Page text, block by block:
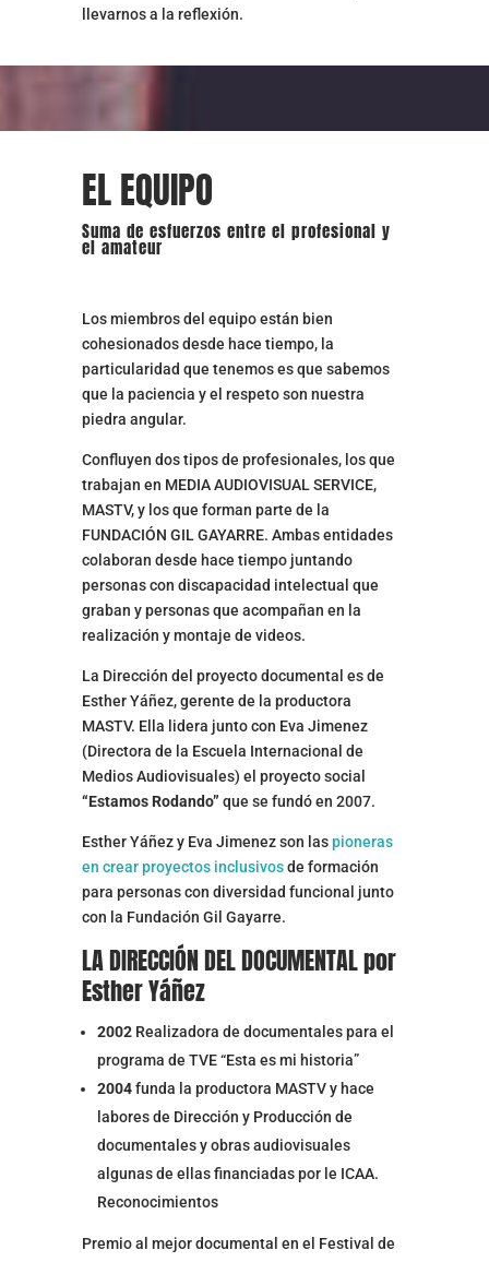
llevarnos a la reflexión.
EL EQUIPO
Suma de esfuerzos entre el profesional y
el amateur
Los miembros del equipo están bien
cohesionados desde hace tiempo, la
particularidad que tenemos es que sabemos
que la paciencia y el respeto son nuestra
piedra angular.
Confluyen dos tipos de profesionales, los que
trabajan en MEDIA AUDIOVISUAL SERVICE,
MASTV, y los que forman parte de la
FUNDACIÓN GIL GAYARRE. Ambas entidades
colaboran desde hace tiempo juntando
personas con discapacidad intelectual que
graban y personas que acompañan en la
realización y montaje de videos.
La Dirección del proyecto documental es de
Esther Yáñez, gerente de la productora
MASTV. Ella lidera junto con Eva Jimenez
(Directora de la Escuela Internacional de
Medios Audiovisuales) el proyecto social
“Estamos Rodando” que se fundó en 2007.
Esther Yáñez y Eva Jimenez son laspioneras
en crear proyectos inclusivosde formación
para personas con diversidad funcional junto
con la Fundación Gil Gayarre.
LA DIRECCIÓN DEL DOCUMENTAL por
Esther Yáñez
2002 Realizadora de documentales para el
programa de TVE “Esta es mi historia”
2004funda la productora MASTV y hace
labores de Dirección y Producción de
documentales y obras audiovisuales
algunas de ellas financiadas por le ICAA.
Reconocimientos
Premio al mejor documental en el Festival de